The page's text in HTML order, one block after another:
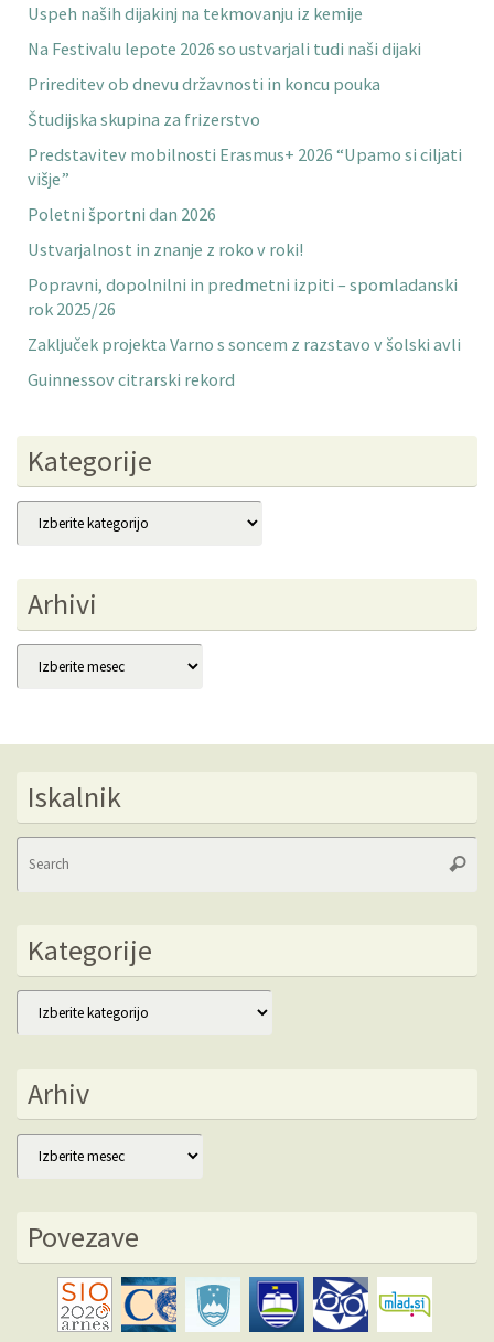
Uspeh naših dijakinj na tekmovanju iz kemije
Na Festivalu lepote 2026 so ustvarjali tudi naši dijaki
Prireditev ob dnevu državnosti in koncu pouka
Študijska skupina za frizerstvo
Predstavitev mobilnosti Erasmus+ 2026 “Upamo si ciljati
višje”
Poletni športni dan 2026
Ustvarjalnost in znanje z roko v roki!
Popravni, dopolnilni in predmetni izpiti – spomladanski
rok 2025/26
Zaključek projekta Varno s soncem z razstavo v šolski avli
Guinnessov citrarski rekord
Kategorije
Kategorije
Arhivi
Arhivi
Iskalnik
Kategorije
Kategorije
Arhiv
Arhiv
Povezave